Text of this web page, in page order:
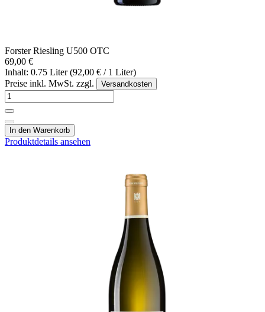
Forster Riesling U500 OTC
69,00 €
Inhalt: 0.75 Liter (92,00 € / 1 Liter)
Preise inkl. MwSt. zzgl.
Versandkosten
In den Warenkorb
Produktdetails ansehen